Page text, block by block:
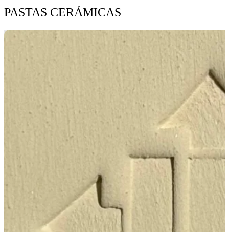
PASTAS CERÁMICAS